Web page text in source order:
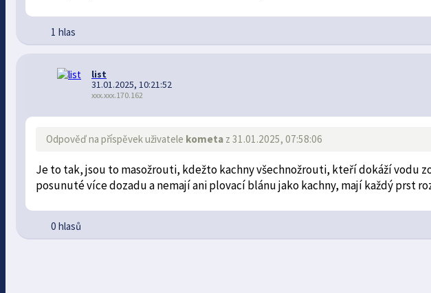
1 hlas
list
31.01.2025, 10:21:52
xxx.xxx.170.162
Odpověď na příspěvek uživatele kometa z 31.01.2025, 07:58:06
Je to tak, jsou to masožrouti, kdežto kachny všechnožrouti, kteří dokáží vodu
posunuté více dozadu a nemají ani plovací blánu jako kachny, mají každý prst
0 hlasů